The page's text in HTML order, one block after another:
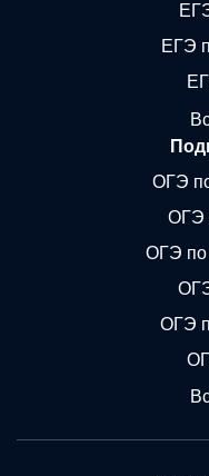
ЕГЭ
ОГЭ
ОГЭ
ОГЭ по
ОГЭ